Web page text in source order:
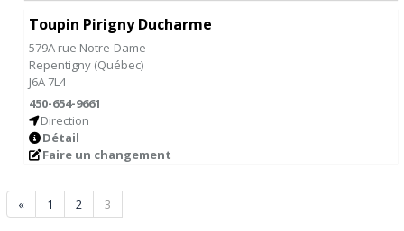
Toupin Pirigny Ducharme
579A rue Notre-Dame
Repentigny (Québec)
J6A 7L4
450-654-9661
Direction
Détail
Faire un changement
« 1 2 3